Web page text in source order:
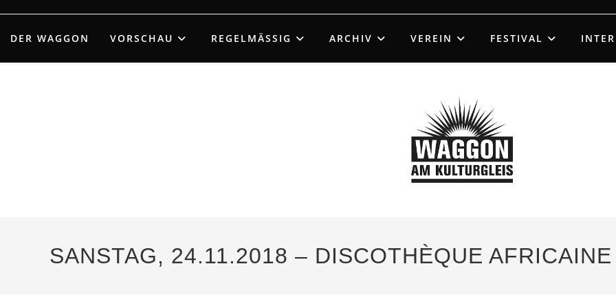
springen
DER WAGGON VORSCHAU REGELMÄSSIG ARCHIV VEREIN FESTIVAL
SANSTAG, 24.11.2018 – DISCOTHÈQUE AFRICAINE